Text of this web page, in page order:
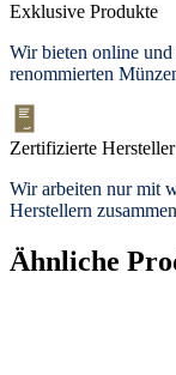
Exklusive Produkte
Wir bieten online
renommierten
Zertifizierte Hersteller
Wir arbeiten nur mit
Herstellern
Ähnliche